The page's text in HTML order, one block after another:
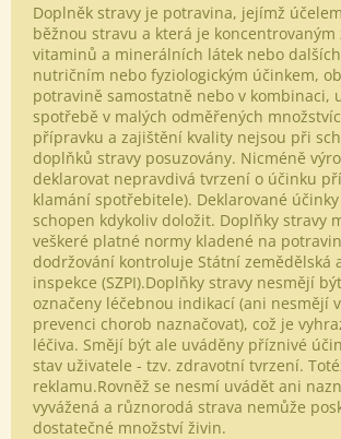
Doplněk stravy je potravina, jejímž
běžnou stravu a která je koncentrovaným
vitaminů a minerálních látek nebo
nutričním nebo fyziologickým účinkem,
potravině samostatně nebo v kombinaci,
spotřebě v malých odměřených
přípravku a zajištění kvality nejsou při
doplňků stravy posuzovány. Nicméně
deklarovat nepravdivá tvrzení o účinku
klamání spotřebitele). Deklarované
schopen kdykoliv doložit. Doplňky stravy
veškeré platné normy kladené na
dodržování kontroluje Státní zemědělská
inspekce (SZPI).Doplňky stravy nesmějí
označeny léčebnou indikací (ani nesmějí
prevenci chorob naznačovat), což je
léčiva. Smějí být ale uváděny příznivé
stav uživatele - tzv. zdravotní tvrzení.
reklamu.Rovněž se nesmí uvádět ani
vyvážená a různorodá strava nemůže
dostatečné množství živin.
Powered by chaterimo